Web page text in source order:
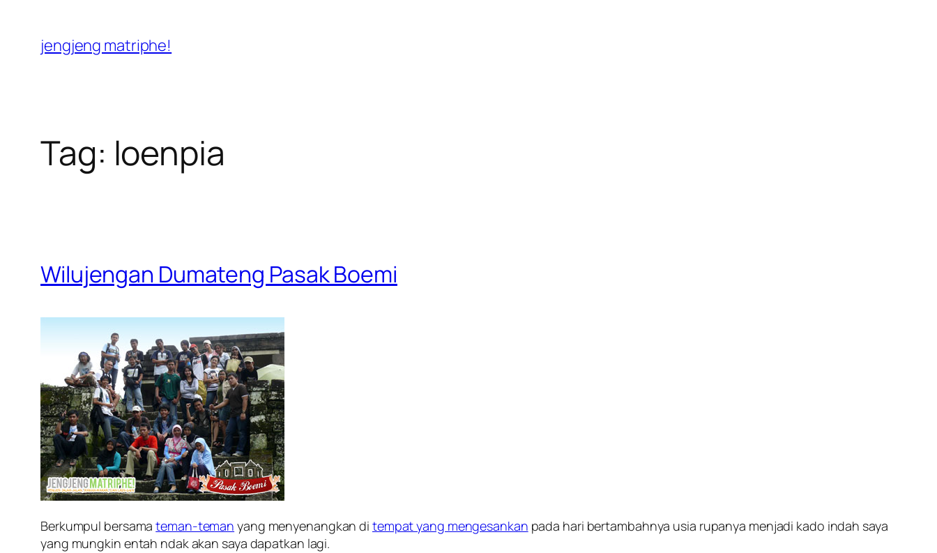
content
jengjeng matriphe!
Tag: loenpia
Wilujengan Dumateng Pasak Boemi
Berkumpul bersamateman-teman yang menyenangkan di tempat yang mengesankan pada hari bertambahnya usia rupanya menjadi kado indah saya
yang mungkin entah ndak akan saya dapatkan lagi.